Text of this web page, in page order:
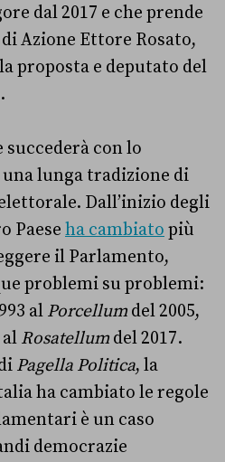
dal 2017 e che prende
Azione Ettore Rosato,
proposta e deputato del
con lo
una lunga tradizione di
Dall’inizio degli
Paese ha cambiato più
il Parlamento,
problemi su problemi:
al Porcellum del 2005,
al Rosatellum del 2017.
Pagella Politica, la
ha cambiato le regole
è un caso
democrazie